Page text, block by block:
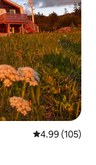
Calificación
4.99 (105)